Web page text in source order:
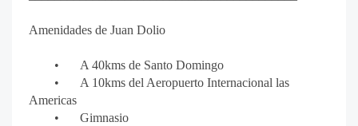
Amenidades de Juan Dolio
•
A 40kms de Santo Domingo
•
A 10kms del Aeropuerto Internacional las
Americas
•
Gimnasio